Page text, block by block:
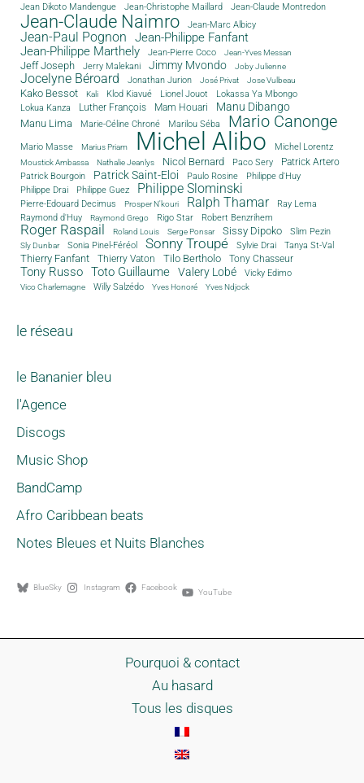
Jean Dikoto Mandengue Jean-Christophe Maillard Jean-Claude Montredon
Jean-Claude Naimro Jean-Marc Albicy
Jean-Paul Pognon
Jean-Philippe Fanfant
Jean-Philippe Marthely
Jean-Pierre Coco Jean-Yves Messan
Jeff Joseph Jerry Malekani Jimmy Mvondo Joby Julienne
Jocelyne Béroard Jonathan Jurion José Privat Jose Vulbeau
Kako Bessot Kali Klod Kiavué Lionel Jouot
Lokassa Ya Mbongo
Lokua Kanza
Luther François Mam Houari Manu Dibango
Manu Lima Marie-Céline Chroné Marilou Séba Mario Canonge
Mario Masse Marius Priam Michel Alibo Michel Lorentz
Moustick Ambassa Nathalie Jeanlys Nicol Bernard Paco Sery
Patrick Artero
Patrick Bourgoin
Patrick Saint-Eloi Paulo Rosine
Philippe d'Huy
Philippe Drai
Philippe Guez Philippe Slominski
Pierre-Edouard Decimus Prosper N'kouri Ralph Thamar
Ray Lema
Raymond d'Huy
Raymond Grego Rigo Star Robert Benzrihem
Roger Raspail Roland Louis Serge Ponsar Sissy Dipoko Slim Pezin
Sly Dunbar Sonia Pinel-Féréol Sonny Troupé Sylvie Drai Tanya St-Val
Thierry Fanfant Thierry Vaton Tilo Bertholo Tony Chasseur
Tony Russo Toto Guillaume Valery Lobé Vicky Edimo
Vico Charlemagne Willy Salzédo Yves Honoré Yves Ndjock
le réseau
le Bananier bleu
l'Agence
Discogs
Music Shop
BandCamp
Afro Caribbean beats
Notes Bleues et Nuits Blanches
BlueSky Instagram Facebook YouTube
Pourquoi & contact
Au hasard
Tous les disques